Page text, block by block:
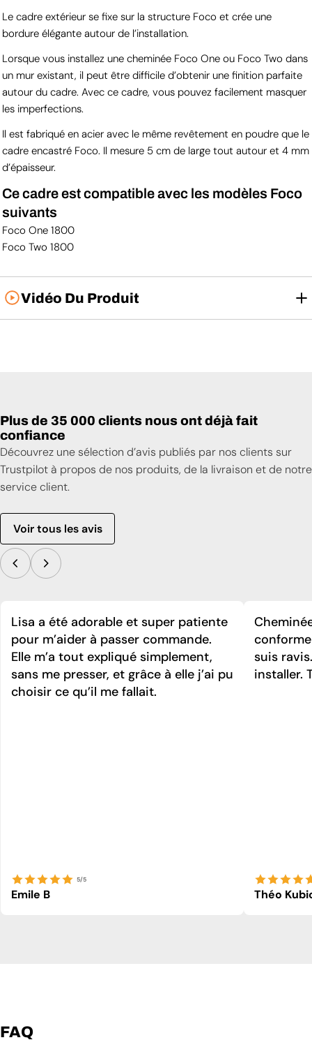
Le cadre extérieur se fixe sur la structure Foco et crée une
bordure élégante autour de l’installation.
Lorsque vous installez une cheminée Foco One ou Foco Two dans
un mur existant, il peut être difficile d’obtenir une finition parfaite
autour du cadre. Avec ce cadre, vous pouvez facilement masquer
les imperfections.
Il est fabriqué en acier avec le même revêtement en poudre que le
cadre encastré Foco. Il mesure 5 cm de large tout autour et 4 mm
d’épaisseur.
Ce cadre est compatible avec les modèles Foco
suivants
Foco One 1800
Foco Two 1800
Vidéo Du Produit
Plus de 35 000 clients nous ont déjà fait
confiance
Découvrez une sélection d’avis publiés par nos clients sur
Trustpilot à propos de nos produits, de la livraison et de notre
service client.
Voir tous les avis
Lisa a été adorable et super patiente
pour m’aider à passer commande.
Elle m’a tout expliqué simplement,
sans me presser, et grâce à elle j’ai pu
choisir ce qu’il me fallait.
5/5
Emile B
suis
installer.
Théo
FAQ